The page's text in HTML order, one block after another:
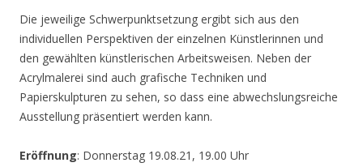
Die jeweilige Schwerpunktsetzung ergibt sich aus den
individuellen Perspektiven der einzelnen Künstlerinnen und
den gewählten künstlerischen Arbeitsweisen. Neben der
Acrylmalerei sind auch grafische Techniken und
Papierskulpturen zu sehen, so dass eine abwechslungsreiche
Ausstellung präsentiert werden kann.
Eröffnung: Donnerstag 19.08.21, 19.00 Uhr